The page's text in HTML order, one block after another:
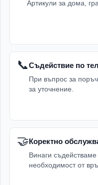
Артикули за дома,
📞Съдействие по
При въпрос за
за уточнение.
🤝Коректно
Винаги
необходимост от